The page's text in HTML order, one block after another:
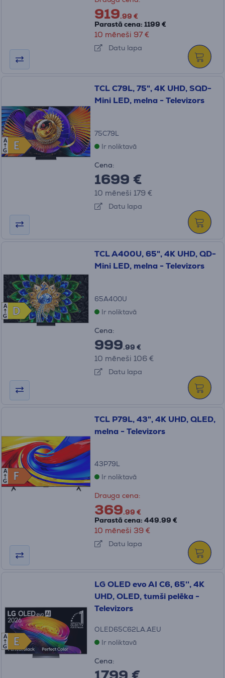
919.99 €
Parastā cena: 1199 €
10 mēneši 97 €
Datu lapa
E
E
A
G
TCL C79L, 75", 4K UHD, SQD-
Mini LED, melna - Televizors
75C79L
Ir noliktavā
Cena:
1699 €
10 mēneši 179 €
Datu lapa
D
D
A
G
TCL A400U, 65", 4K UHD, QD-
Mini LED, melna - Televizors
65A400U
Ir noliktavā
Cena:
999.99 €
10 mēneši 106 €
Datu lapa
F
F
A
G
TCL P79L, 43", 4K UHD, QLED,
melna - Televizors
43P79L
Ir noliktavā
Drauga cena:
369.99 €
Parastā cena: 449.99 €
10 mēneši 39 €
Datu lapa
E
E
A
G
LG OLED evo AI C6, 65'', 4K
UHD, OLED, tumši pelēka -
Televizors
OLED65C62LA.AEU
Ir noliktavā
Cena: